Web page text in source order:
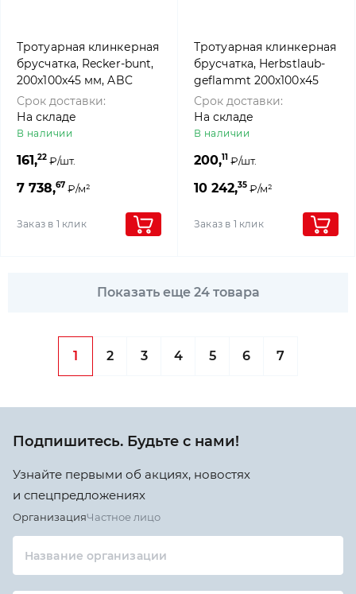
Тротуарная клинкерная
брусчатка, Recker-bunt,
200x100x45 мм, ABC
Klinkergruppe Brick
Срок доставки:
На складе
В наличии
161,22 ₽/шт.
7 738,67 ₽/м²
Заказ в 1 клик
Тротуарная клинкерная
брусчатка, Herbstlaub-
geflammt 200x100x45
мм, ABC Klinkergruppe
Срок доставки:
На складе
В наличии
200,11 ₽/шт.
10 242,35 ₽/м²
Заказ в 1 клик
Показать еще 24 товара
1 2 3 4 5 6 7
Подпишитесь. Будьте с нами!
Узнайте первыми об акциях, новостях
и спецпредложениях
ОрганизацияЧастное лицо
Название организации